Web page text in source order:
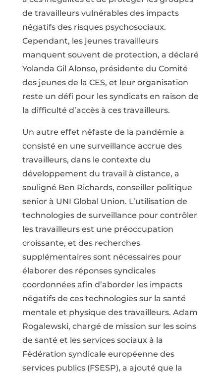
de travailleurs vulnérables des impacts
négatifs des risques psychosociaux.
Cependant, les jeunes travailleurs
manquent souvent de protection, a déclaré
Yolanda Gil Alonso, présidente du Comité
des jeunes de la CES, et leur organisation
reste un défi pour les syndicats en raison de
la difficulté d’accès à ces travailleurs.
Un autre effet néfaste de la pandémie a
consisté en une surveillance accrue des
travailleurs, dans le contexte du
développement du travail à distance, a
souligné Ben Richards, conseiller politique
senior à UNI Global Union. L’utilisation de
technologies de surveillance pour contrôler
les travailleurs est une préoccupation
croissante, et des recherches
supplémentaires sont nécessaires pour
élaborer des réponses syndicales
coordonnées afin d’aborder les impacts
négatifs de ces technologies sur la santé
mentale et physique des travailleurs. Adam
Rogalewski, chargé de mission sur les soins
de santé et les services sociaux à la
Fédération syndicale européenne des
services publics (FSESP), a ajouté que la